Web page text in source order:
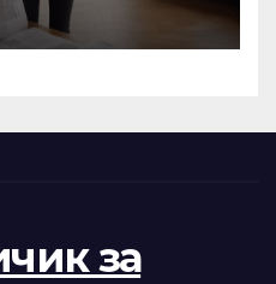
за